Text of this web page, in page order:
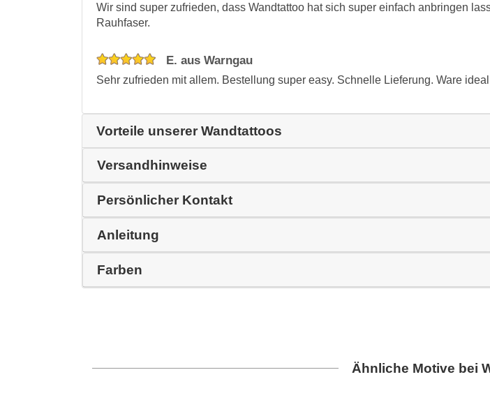
Wir sind super zufrieden, dass Wandtattoo hat sich super einfach anbringen
Rauhfaser.
E. aus Warngau
Sehr zufrieden mit allem. Bestellung super easy. Schnelle Lieferung. Ware
Vorteile unserer Wandtattoos
Versandhinweise
Persönlicher Kontakt
Anleitung
Farben
Ähnliche Motive bei